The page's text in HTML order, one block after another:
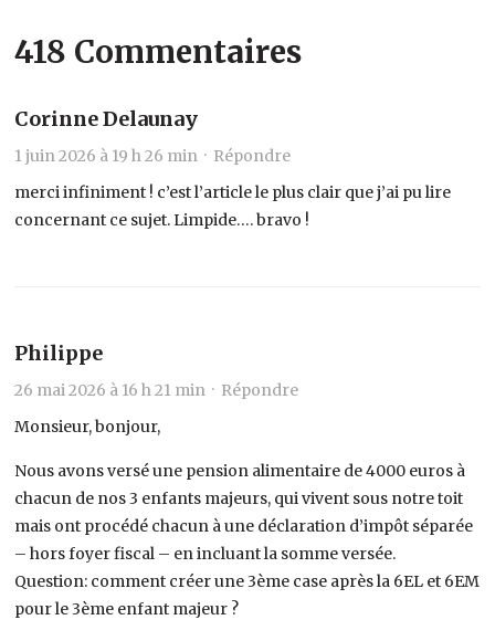
418 Commentaires
Corinne Delaunay
1 juin 2026 à 19 h 26 min · Répondre
merci infiniment ! c’est l’article le plus clair que j’ai pu lire
concernant ce sujet. Limpide…. bravo !
Philippe
26 mai 2026 à 16 h 21 min · Répondre
Monsieur, bonjour,
Nous avons versé une pension alimentaire de 4000 euros à
chacun de nos 3 enfants majeurs, qui vivent sous notre toit
mais ont procédé chacun à une déclaration d’impôt séparée
– hors foyer fiscal – en incluant la somme versée.
Question: comment créer une 3ème case après la 6EL et 6EM
pour le 3ème enfant majeur ?